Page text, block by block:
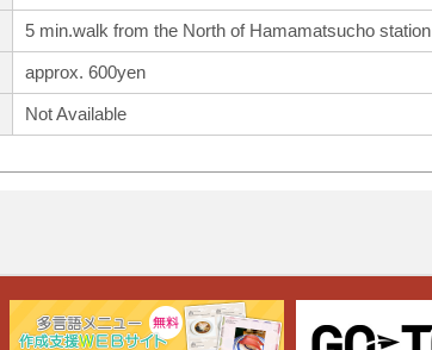
5 min.walk from the North of Hamamatsucho station
approx. 600yen
Not Available